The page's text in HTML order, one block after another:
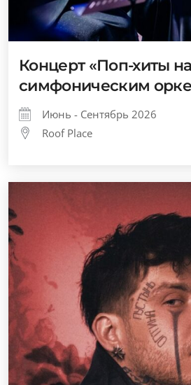
Концерт «Поп-хиты
симфоническим
Июнь - Сентябрь 2026
Roof Place